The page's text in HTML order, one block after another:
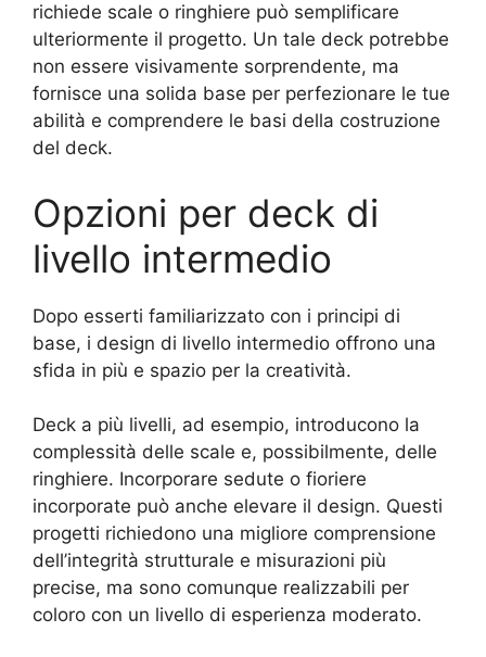
richiede scale o ringhiere può semplificare
ulteriormente il progetto. Un tale deck potrebbe
non essere visivamente sorprendente, ma
fornisce una solida base per perfezionare le tue
abilità e comprendere le basi della costruzione
del deck.
Opzioni per deck di
livello intermedio
Dopo esserti familiarizzato con i principi di
base, i design di livello intermedio offrono una
sfida in più e spazio per la creatività.
Deck a più livelli, ad esempio, introducono la
complessità delle scale e, possibilmente, delle
ringhiere. Incorporare sedute o fioriere
incorporate può anche elevare il design. Questi
progetti richiedono una migliore comprensione
dell’integrità strutturale e misurazioni più
precise, ma sono comunque realizzabili per
coloro con un livello di esperienza moderato.